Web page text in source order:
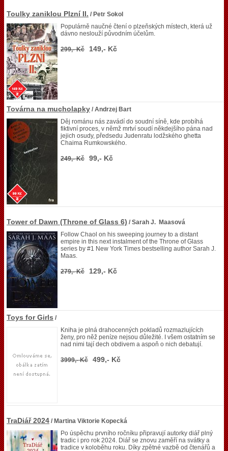
Toulky zaniklou Plzní II. / Petr Sokol
Populárně naučné čtení o plzeňských místech, která už
dávno neslouží původním účelům.
299,- Kč 149,- Kč
Továrna na mucholapky / Andrzej Bart
Děj románu nás zavádí do soudní síně, kde probíhá
fiktivní proces, v němž mrtví soudí někdejšího pána nad
jejich osudy, předsedu Judenratu lodžského ghetta
Chaima Rumkowského.
249,- Kč 99,- Kč
Tower of Dawn (Throne of Glass 6) / Sarah J. Maasová
Follow Chaol on his sweeping journey to a distant
empire in this next instalment of the Throne of Glass
series by #1 New York Times bestselling author Sarah J.
Maas.
279,- Kč 129,- Kč
Toys for Girls /
Kniha je plná drahocenných pokladů rozmazlujících
ženy, pro něž peníze nejsou důležité. I všem ostatním se
nad nimi tají dech obdivem a aspoň o nich debatují.
3999,- Kč 499,- Kč
TraDiář 2024 / Martina Viktorie Kopecká
Po úspěchu prvního ročníku připravují autorky diář plný
tradic i pro rok 2024. Diář se znovu zaměří na svátky a
tradice v koloběhu roku. Díky zpětné vazbě od čtenářů a